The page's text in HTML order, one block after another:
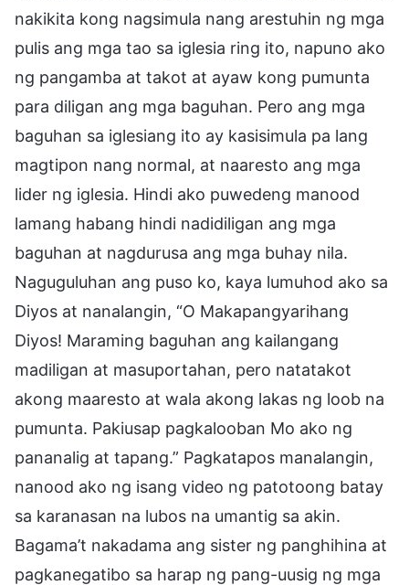
nakikita kong nagsimula nang arestuhin ng mga
pulis ang mga tao sa iglesia ring ito, napuno ako
ng pangamba at takot at ayaw kong pumunta
para diligan ang mga baguhan. Pero ang mga
baguhan sa iglesiang ito ay kasisimula pa lang
magtipon nang normal, at naaresto ang mga
lider ng iglesia. Hindi ako puwedeng manood
lamang habang hindi nadidiligan ang mga
baguhan at nagdurusa ang mga buhay nila.
Naguguluhan ang puso ko, kaya lumuhod ako sa
Diyos at nanalangin, “O Makapangyarihang
Diyos! Maraming baguhan ang kailangang
madiligan at masuportahan, pero natatakot
akong maaresto at wala akong lakas ng loob na
pumunta. Pakiusap pagkalooban Mo ako ng
pananalig at tapang.” Pagkatapos manalangin,
nanood ako ng isang video ng patotoong batay
sa karanasan na lubos na umantig sa akin.
Bagama’t nakadama ang sister ng panghihina at
pagkanegatibo sa harap ng pang-uusig ng mga